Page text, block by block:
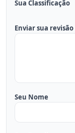
Sua Classificação
Enviar sua revisão
Seu Nome